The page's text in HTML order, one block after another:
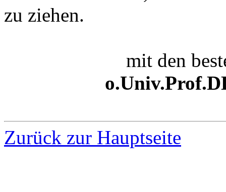
zu ziehen.
mit den
Zurück zur Hauptseite